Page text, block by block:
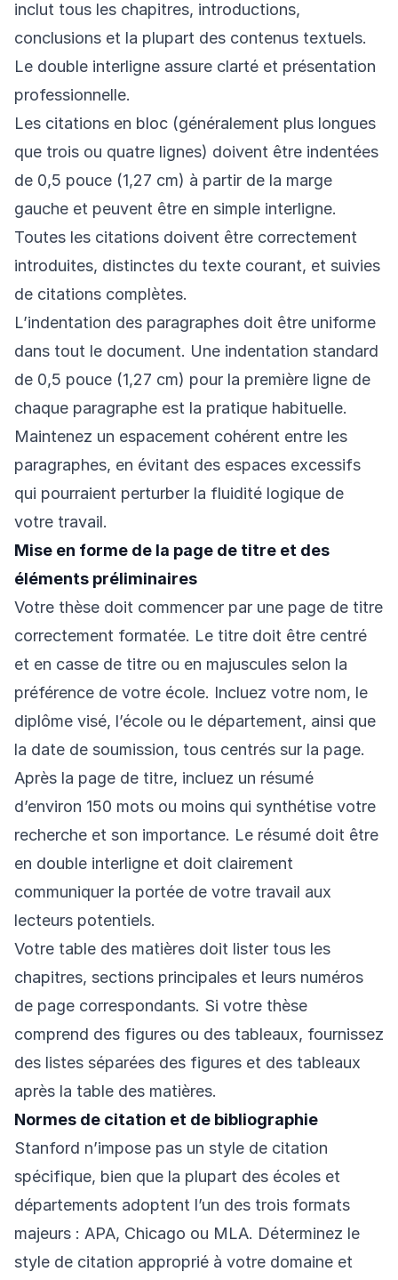
inclut tous les chapitres, introductions,
conclusions et la plupart des contenus textuels.
Le double interligne assure clarté et présentation
professionnelle.
Les citations en bloc (généralement plus longues
que trois ou quatre lignes) doivent être indentées
de 0,5 pouce (1,27 cm) à partir de la marge
gauche et peuvent être en simple interligne.
Toutes les citations doivent être correctement
introduites, distinctes du texte courant, et suivies
de citations complètes.
L’indentation des paragraphes doit être uniforme
dans tout le document. Une indentation standard
de 0,5 pouce (1,27 cm) pour la première ligne de
chaque paragraphe est la pratique habituelle.
Maintenez un espacement cohérent entre les
paragraphes, en évitant des espaces excessifs
qui pourraient perturber la fluidité logique de
votre travail.
Mise en forme de la page de titre et des
éléments préliminaires
Votre thèse doit commencer par une page de titre
correctement formatée. Le titre doit être centré
et en casse de titre ou en majuscules selon la
préférence de votre école. Incluez votre nom, le
diplôme visé, l’école ou le département, ainsi que
la date de soumission, tous centrés sur la page.
Après la page de titre, incluez un résumé
d’environ 150 mots ou moins qui synthétise votre
recherche et son importance. Le résumé doit être
en double interligne et doit clairement
communiquer la portée de votre travail aux
lecteurs potentiels.
Votre table des matières doit lister tous les
chapitres, sections principales et leurs numéros
de page correspondants. Si votre thèse
comprend des figures ou des tableaux, fournissez
des listes séparées des figures et des tableaux
après la table des matières.
Normes de citation et de bibliographie
Stanford n’impose pas un style de citation
spécifique, bien que la plupart des écoles et
départements adoptent l’un des trois formats
majeurs : APA, Chicago ou MLA. Déterminez le
style de citation approprié à votre domaine et